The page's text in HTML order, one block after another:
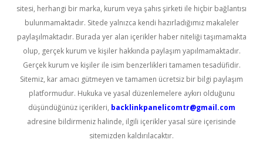
sitesi, herhangi bir marka, kurum veya şahıs şirketi ile hiçbir bağlantısı
bulunmamaktadır. Sitede yalnızca kendi hazırladığımız makaleler
paylaşılmaktadır. Burada yer alan içerikler haber niteliği taşımamakta
olup, gerçek kurum ve kişiler hakkında paylaşım yapılmamaktadır.
Gerçek kurum ve kişiler ile isim benzerlikleri tamamen tesadüfidir.
Sitemiz, kar amacı gütmeyen ve tamamen ücretsiz bir bilgi paylaşım
platformudur. Hukuka ve yasal düzenlemelere aykırı olduğunu
düşündüğünüz içerikleri, backlinkpanelicomtr@gmail.com
adresine bildirmeniz halinde, ilgili içerikler yasal süre içerisinde
sitemizden kaldırılacaktır.